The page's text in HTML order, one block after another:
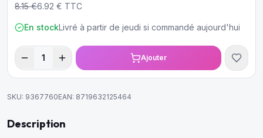
8.15€6.92 € TTC
En stockLivré à partir de jeudi si commandé aujourd'hui
1 Ajouter
SKU: 9367760EAN: 8719632125464
Description